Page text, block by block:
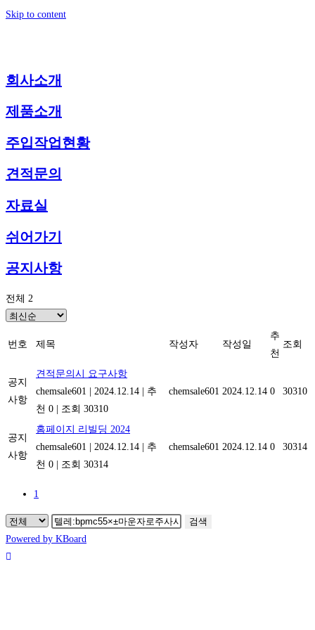
Skip to content
회사소개
제품소개
주입작업현황
견적문의
자료실
쉬어가기
공지사항
전체 2
번호 제목 작성자 작성일
추
천
조회
공지
사항
견적문의시 요구사항
chemsale601
2024.12.14
추
천 0
조회 30310
chemsale601 2024.12.14 0 30310
공지
사항
홈페이지 리빌딩 2024
chemsale601
2024.12.14
추
천 0
조회 30314
chemsale601 2024.12.14 0 30314
1
검색
Powered by KBoard